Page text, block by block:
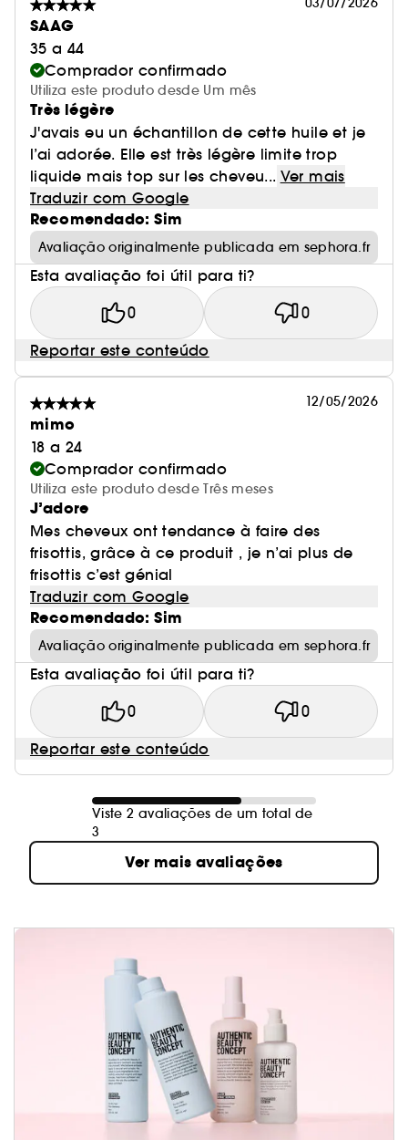
SAAG
35 a 44
Comprador confirmado
Utiliza este produto desde Um mês
Très légère
J'avais eu un échantillon de cette huile et je
l’ai adorée. Elle est très légère limite trop
liquide mais top sur les cheveu... Ver mais
Traduzir com Google
Recomendado: Sim
Avaliação originalmente publicada em sephora.fr
Esta avaliação foi útil para ti?
0 0
Reportar este conteúdo
12/05/2026
mimo
18 a 24
Comprador confirmado
Utiliza este produto desde Três meses
J’adore
Mes cheveux ont tendance à faire des
frisottis, grâce à ce produit , je n’ai plus de
frisottis c’est génial
Traduzir com Google
Recomendado: Sim
Avaliação originalmente publicada em sephora.fr
Esta avaliação foi útil para ti?
0 0
Reportar este conteúdo
Viste 2 avaliações de um total de
3
Ver mais avaliações